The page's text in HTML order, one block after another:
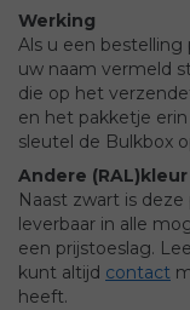
Werking
Als u een
uw naam vermeld
die op het
en het pakketje
sleutel de Bulkbox
Andere (RAL)kleur
Naast zwart is
leverbaar in alle
een prijstoeslag.
kunt altijd contact
heeft.